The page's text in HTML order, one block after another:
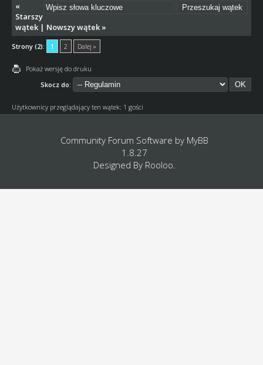
«
Starszy
wątek| Nowszy wątek»
Strony (2): 1 2 Dalej »
Pokaż wersję do druku
Skocz do:
Użytkownicy przeglądający ten wątek: 1 gości
Community Forum Software by MyBB
1.8.27
Designed By Rooloo.